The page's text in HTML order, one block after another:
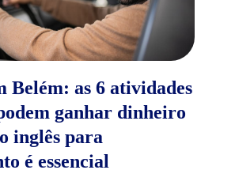
Belém: as 6 atividades
ganhar dinheiro
inglês para
é essencial